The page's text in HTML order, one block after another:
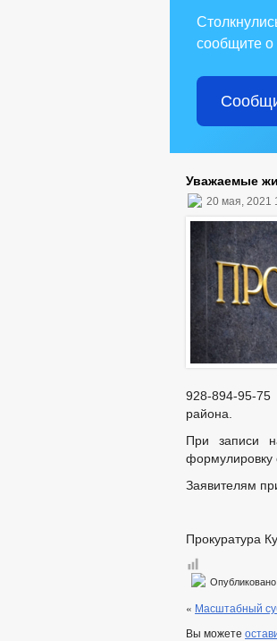
сообщите о
Уважаемые
20 мая, 2021
928-894-95-
района.
При записи
формулировку
Заявителям
Прокуратура
« Масштабный
Вы можете